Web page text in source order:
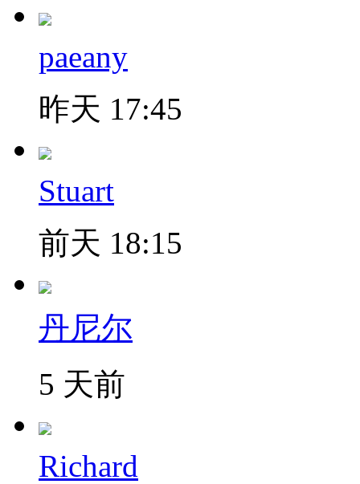
paeany
昨天 17:45
Stuart
前天 18:15
丹尼尔
5 天前
Richard